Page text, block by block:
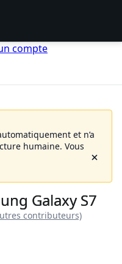
compte
et n’a
humaine. Vous
Galaxy S7
contributeurs)